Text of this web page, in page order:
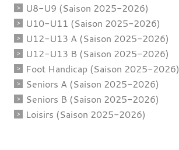
U8-U9 (Saison 2025-2026)
U10-U11 (Saison 2025-2026)
U12-U13 A (Saison 2025-2026)
U12-U13 B (Saison 2025-2026)
Foot Handicap (Saison 2025-2026)
Seniors A (Saison 2025-2026)
Seniors B (Saison 2025-2026)
Loisirs (Saison 2025-2026)